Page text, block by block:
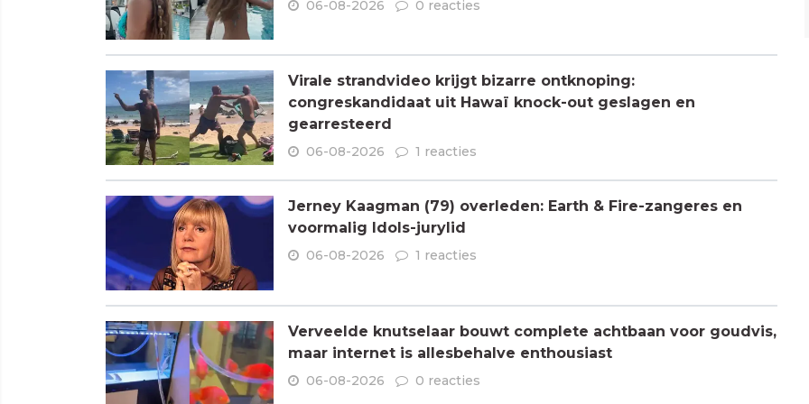
06-08-2026 0 reacties
Virale strandvideo krijgt bizarre ontknoping:
congreskandidaat uit Hawaï knock-out geslagen en
gearresteerd
06-08-2026 1 reacties
Jerney Kaagman (79) overleden: Earth & Fire-zangeres en
voormalig Idols-jurylid
06-08-2026 1 reacties
Verveelde knutselaar bouwt complete achtbaan voor goudvis,
maar internet is allesbehalve enthousiast
06-08-2026 0 reacties